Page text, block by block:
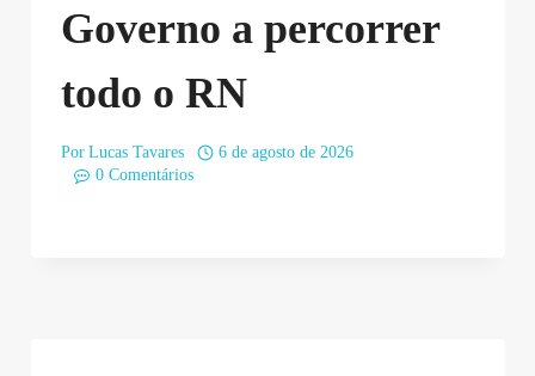
Governo a percorrer
todo o RN
Por Lucas Tavares
6 de agosto de 2026
0 Comentários